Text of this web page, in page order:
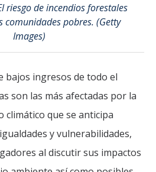
Speaker Series: Dr. Leah Stokes
Speaker Series: Dr. Michael E. Mann
Systems Workshop
riesgo de incendios forestales
comunidades pobres. (Getty
Images)
bajos ingresos de todo el
son las más afectadas por la
climático que se anticipa
y vulnerabilidades,
al discutir sus impactos